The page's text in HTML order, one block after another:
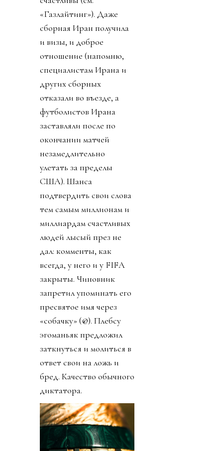
турнир. Как не было
насилия, издевательств
ментов, как фифа нации
помирила (возможно,
Иран и США) и как
старались
правительства, чтобы
все были рады и
счастливы (см.
«Газлайтинг»). Даже
сборная Иран получила
и визы, и доброе
отношение (напомню,
специалистам Ирана и
других сборных
отказали во въезде, а
футболистов Ирана
заставляли после по
окончании матчей
незамедлительно
улетать за пределы
США). Шанса
подтвердить свои слова
тем самым миллионам и
миллиардам счастливых
людей лысый през не
дал: комменты, как
всегда, у него и у FIFA
закрыты. Чиновник
запретил упоминать его
пресвятое имя через
«собачку» (@). Плебсу